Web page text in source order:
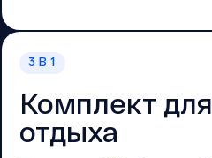
3 В 1
Комплект
отдыха